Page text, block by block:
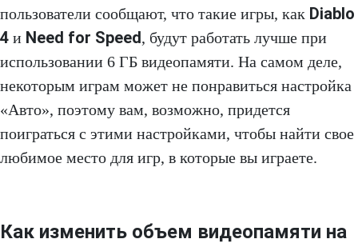
пользователи сообщают, что такие игры, как Diablo
4 и Need for Speed, будут работать лучше при
использовании 6 ГБ видеопамяти. На самом деле,
некоторым играм может не понравиться настройка
«Авто», поэтому вам, возможно, придется
поиграться с этими настройками, чтобы найти свое
любимое место для игр, в которые вы играете.
Как изменить объем видеопамяти на